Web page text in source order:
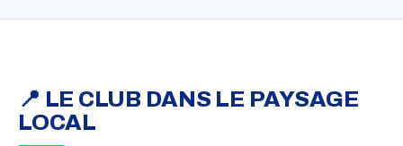
📍 LE CLUB DANS LE PAYSAGE
LOCAL